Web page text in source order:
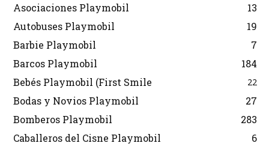
Asociaciones Playmobil
13
Autobuses Playmobil
19
Barbie Playmobil
7
Barcos Playmobil
184
Bebés Playmobil (First Smile
22
Bodas y Novios Playmobil
27
Bomberos Playmobil
283
Caballeros del Cisne Playmobil
6